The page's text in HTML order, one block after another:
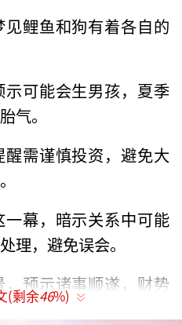
鲤鱼和狗有着各自的
可能会生男孩，夏季
气。
需谨慎投资，避免大
幕，暗示关系中可能
理，避免误会。
预示诸事顺遂，财势
。
(剩余46%)